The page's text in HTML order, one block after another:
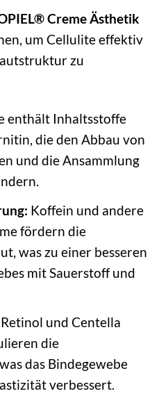
Creme Ästhetik
um Cellulite effektiv
zu
enthält Inhaltsstoffe
die den Abbau von
und die Ansammlung
Koffein und andere
fördern die
was zu einer besseren
mit Sauerstoff und
Retinol und Centella
die
das Bindegewebe
verbessert.